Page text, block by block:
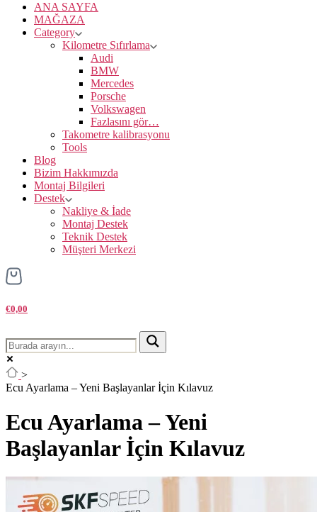
ANA SAYFA
MAĞAZA
Category
Kilometre Sıfırlama
Audi
BMW
Mercedes
Porsche
Volkswagen
Fazlasını gör…
Takometre kalibrasyonu
Tools
Blog
Bizim Hakkımızda
Montaj Bilgileri
Destek
Nakliye & İade
Montaj Destek
Teknik Destek
Müşteri Merkezi
€0,00
>
Ecu Ayarlama – Yeni Başlayanlar İçin Kılavuz
Ecu Ayarlama – Yeni
Başlayanlar İçin Kılavuz